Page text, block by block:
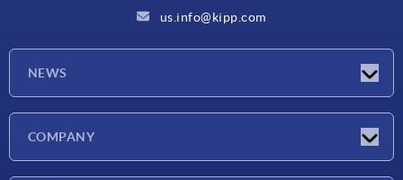
us.info@kipp.com
NEWS
COMPANY